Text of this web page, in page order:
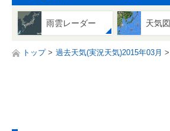
雨雲レーダー 天気図
トップ 過去天気(実況天気)2015年03月